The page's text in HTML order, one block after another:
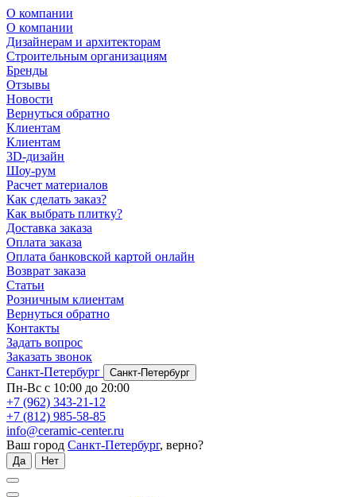
О компании
О компании
Дизайнерам и архитекторам
Строительным организациям
Бренды
Отзывы
Новости
Вернуться обратно
Клиентам
Клиентам
3D-дизайн
Шоу-рум
Расчет материалов
Как сделать заказ?
Как выбрать плитку?
Доставка заказа
Оплата заказа
Оплата банковской картой онлайн
Возврат заказа
Статьи
Розничным клиентам
Вернуться обратно
Контакты
Задать вопрос
Заказать звонок
Санкт-Петербург
Санкт-Петербург
Пн-Вс с 10:00 до 20:00
+7 (962) 343-21-12
+7 (812) 985-58-85
info@ceramic-center.ru
Ваш город Санкт-Петербург, верно?
Да Нет